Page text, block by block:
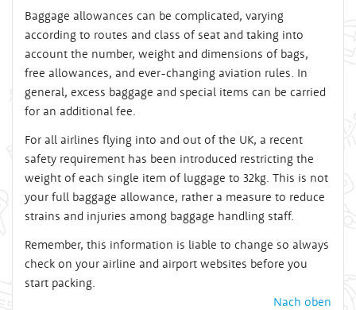
Baggage allowances can be complicated, varying
according to routes and class of seat and taking into
account the number, weight and dimensions of bags,
free allowances, and ever-changing aviation rules. In
general, excess baggage and special items can be carried
for an additional fee.
For all airlines flying into and out of the UK, a recent
safety requirement has been introduced restricting the
weight of each single item of luggage to 32kg. This is not
your full baggage allowance, rather a measure to reduce
strains and injuries among baggage handling staff.
Remember, this information is liable to change so always
check on your airline and airport websites before you
start packing.
Nach oben